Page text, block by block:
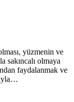
yüzmenin ve
sakıncalı olmaya
faydalanmak ve